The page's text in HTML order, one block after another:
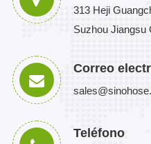
313 Heji
Suzhou Jiangsu
Correo
Teléfono